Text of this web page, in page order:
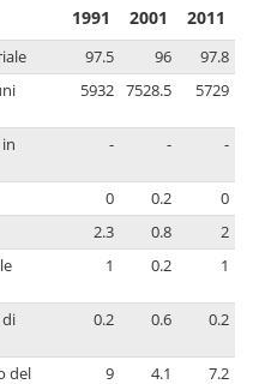
1991 2001 2011
97.5 96
97.8
5932 7528.5 5729
- - -
0 0.2
0
2.3 0.8
2
1 0.2 1
0.2 0.6 0.2
del
9 4.1 7.2